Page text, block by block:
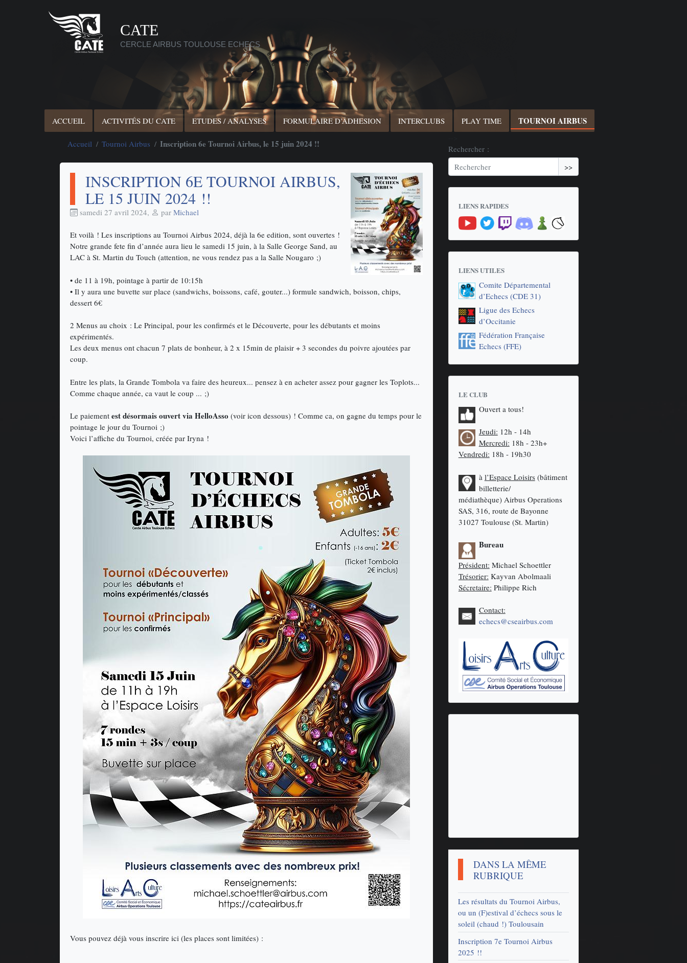
CATE
CERCLE AIRBUS TOULOUSE ECHECS
ACCUEIL ACTIVITÉS DU CATE ETUDES / ANALYSES FORMULAIRE D’ADHESION INTERCLUBS PLAY TIME TOURNOI AIRBUS
Accueil Tournoi Airbus Inscription 6e Tournoi Airbus, le 15 juin 2024 !!
INSCRIPTION 6E TOURNOI AIRBUS,
LE 15 JUIN 2024 !!
samedi 27 avril 2024, par Michael
Et voilà ! Les inscriptions au Tournoi Airbus 2024, déjà la 6e edition, sont ouvertes !
Notre grande fete fin d’année aura lieu le samedi 15 juin, à la Salle George Sand, au
LAC à St. Martin du Touch (attention, ne vous rendez pas a la Salle Nougaro ;)
• de 11 à 19h, pointage à partir de 10:15h
• Il y aura une buvette sur place (sandwichs, boissons, café, gouter...) formule sandwich, boisson, chips,
dessert 6€
2 Menus au choix : Le Principal, pour les confirmés et le Découverte, pour les débutants et moins
expérimentés.
Les deux menus ont chacun 7 plats de bonheur, à 2 x 15min de plaisir + 3 secondes du poivre ajoutées par
coup.
Entre les plats, la Grande Tombola va faire des heureux... pensez à en acheter assez pour gagner les Toplots...
Comme chaque année, ca vaut le coup ... ;)
Le paiement est désormais ouvert via HelloAsso (voir icon dessous) ! Comme ca, on gagne du temps pour le
pointage le jour du Tournoi ;)
Voici l’affiche du Tournoi, créée par Iryna !
Vous pouvez déjà vous inscrire ici (les places sont limitées) :
Rechercher :
>>
LIENS RAPIDES
LIENS UTILES
Comite Départemental
d’Echecs (CDE 31)
Ligue des Echecs
d’Occitanie
Fédération Française
Echecs (FFE)
LE CLUB
Ouvert a tous!
Jeudi: 12h - 14h
Mercredi: 18h - 23h+
Vendredi: 18h - 19h30
à l’Espace Loisirs(bâtiment
billetterie/
médiathèque) Airbus Operations
SAS, 316, route de Bayonne
31027 Toulouse (St. Martin)
Bureau
Président: Michael Schoettler
Trésorier: Kayvan Abolmaali
Sécretaire: Philippe Rich
Contact:
echecs@cseairbus.com
DANS LA MÊME
RUBRIQUE
Les résultats du Tournoi Airbus,
ou un (F)estival d’échecs sous le
soleil (chaud !) Toulousain
Inscription 7e Tournoi Airbus
2025 !!